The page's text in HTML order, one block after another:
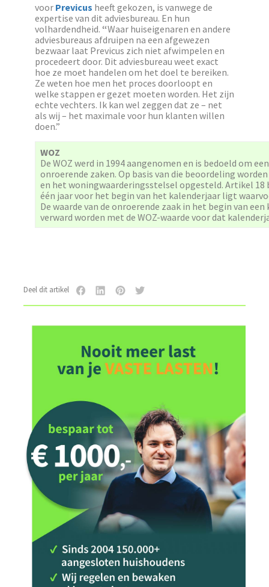
voor Previcus heeft gekozen, is vanwege de
expertise van dit adviesbureau. En hun
volhardendheid. “Waar huiseigenaren en andere
adviesbureaus afdruipen na een afgewezen
bezwaar laat Previcus zich niet afwimpelen en
procedeert door. Dit adviesbureau weet exact
hoe ze moet handelen om het doel te bereiken.
Ze weten hoe men het proces doorloopt en
welke stappen er gezet moeten worden. Het zijn
echte vechters. Ik kan wel zeggen dat ze – net
als wij – het maximale voor hun klanten willen
doen.”
WOZ
De WOZ werd in 1994 aangenomen en is bedoeld om
onroerende zaken. Op basis van die beoordeling
en het woningwaarderingsstelsel opgesteld. Artikel 18
één jaar voor het begin van het kalenderjaar ligt
De waarde van de onroerende zaak in het begin van
verward worden met de WOZ-waarde voor dat
Deel dit artikel